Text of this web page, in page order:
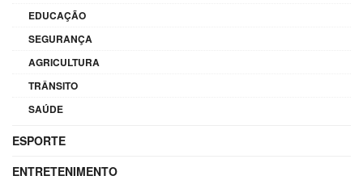
EDUCAÇÃO
SEGURANÇA
AGRICULTURA
TRÂNSITO
SAÚDE
ESPORTE
ENTRETENIMENTO